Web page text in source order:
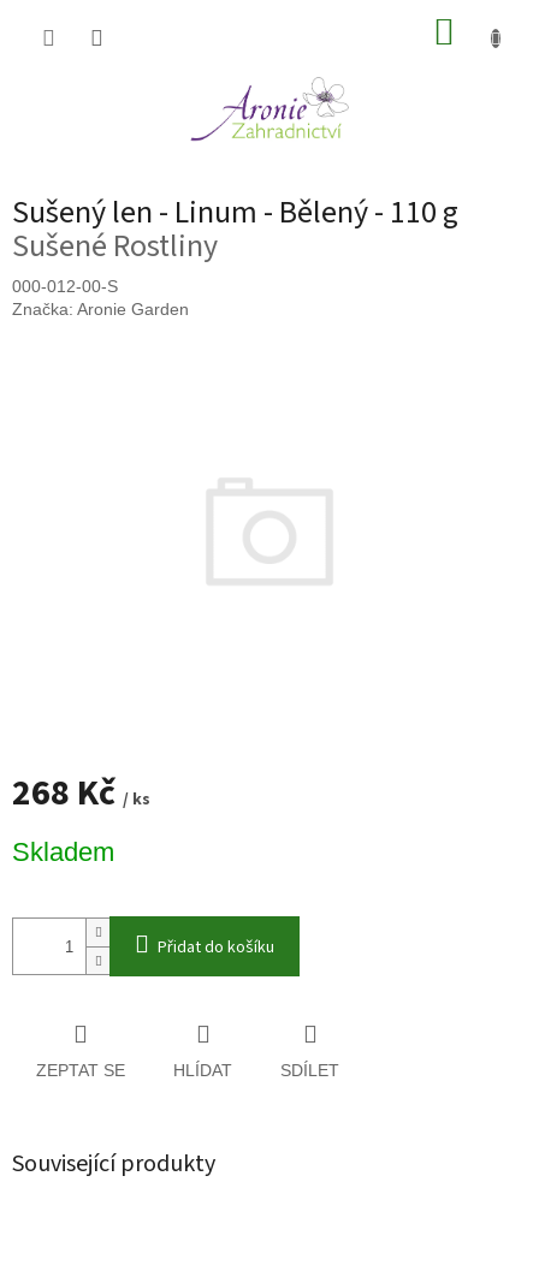
Sušený len - Linum - Bělený - 110 g
Sušené Rostliny
000-012-00-S
Značka: Aronie Garden
268 Kč / ks
cena:
Skladem
Přidat do košíku
ZEPTAT SE HLÍDAT SDÍLET
Související produkty